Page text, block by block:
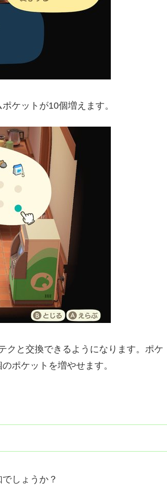
ケットが10個増えます。
クと交換できるようになります。ポケ
ポケットを増やせます。
しょうか？